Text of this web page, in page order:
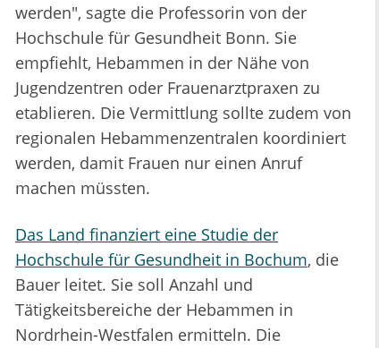
werden", sagte die Professorin von der
Hochschule für Gesundheit Bonn. Sie
empfiehlt, Hebammen in der Nähe von
Jugendzentren oder Frauenarztpraxen zu
etablieren. Die Vermittlung sollte zudem von
regionalen Hebammenzentralen koordiniert
werden, damit Frauen nur einen Anruf
machen müssten.
Das Land finanziert eine Studie der
Hochschule für Gesundheit in Bochum, die
Bauer leitet. Sie soll Anzahl und
Tätigkeitsbereiche der Hebammen in
Nordrhein-Westfalen ermitteln. Die